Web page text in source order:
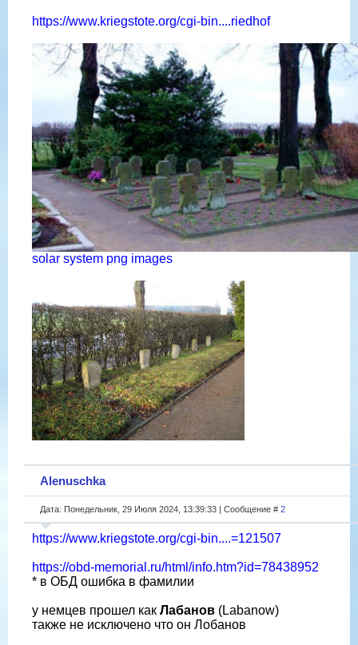
https://www.kriegstote.org/cgi-bin....riedhof
solar system png images
Alenuschka
Дата: Понедельник, 29 Июля 2024, 13:39:33 | Сообщение # 2
https://www.kriegstote.org/cgi-bin....=121507
https://obd-memorial.ru/html/info.htm?id=78438952
* в ОБД ошибка в фамилии
у немцев прошел как Лабанов (Labanow)
также не исключено что он Лобанов